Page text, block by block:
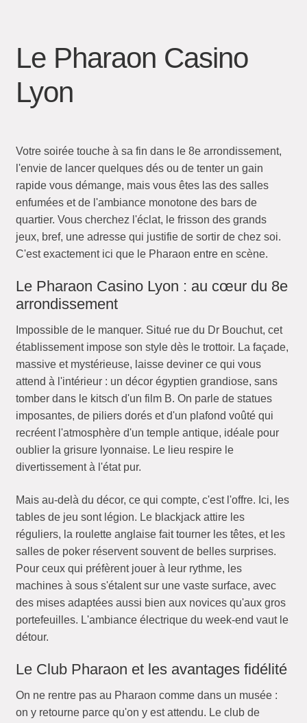
Le Pharaon Casino
Lyon
Votre soirée touche à sa fin dans le 8e arrondissement,
l'envie de lancer quelques dés ou de tenter un gain
rapide vous démange, mais vous êtes las des salles
enfumées et de l'ambiance monotone des bars de
quartier. Vous cherchez l'éclat, le frisson des grands
jeux, bref, une adresse qui justifie de sortir de chez soi.
C'est exactement ici que le Pharaon entre en scène.
Le Pharaon Casino Lyon : au cœur du 8e
arrondissement
Impossible de le manquer. Situé rue du Dr Bouchut, cet
établissement impose son style dès le trottoir. La façade,
massive et mystérieuse, laisse deviner ce qui vous
attend à l'intérieur : un décor égyptien grandiose, sans
tomber dans le kitsch d'un film B. On parle de statues
imposantes, de piliers dorés et d'un plafond voûté qui
recréent l'atmosphère d'un temple antique, idéale pour
oublier la grisure lyonnaise. Le lieu respire le
divertissement à l'état pur.
Mais au-delà du décor, ce qui compte, c'est l'offre. Ici, les
tables de jeu sont légion. Le blackjack attire les
réguliers, la roulette anglaise fait tourner les têtes, et les
salles de poker réservent souvent de belles surprises.
Pour ceux qui préfèrent jouer à leur rythme, les
machines à sous s'étalent sur une vaste surface, avec
des mises adaptées aussi bien aux novices qu'aux gros
portefeuilles. L'ambiance électrique du week-end vaut le
détour.
Le Club Pharaon et les avantages fidélité
On ne rentre pas au Pharaon comme dans un musée :
on y retourne parce qu'on y est attendu. Le club de